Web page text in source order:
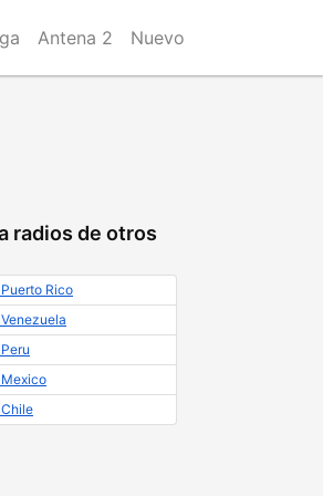
Antena 2 Nuevo
radios de otros
Rico